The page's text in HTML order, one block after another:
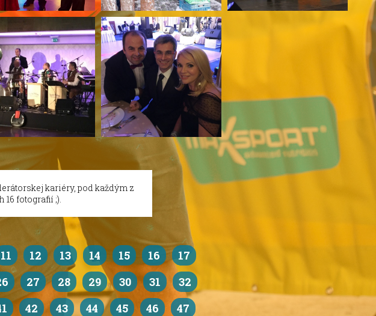
kariéry, pod každým z
fotografií ;).
11 12 13 14 15 16
17
27 28 29 30 31
32
42 43 44 45 46
47